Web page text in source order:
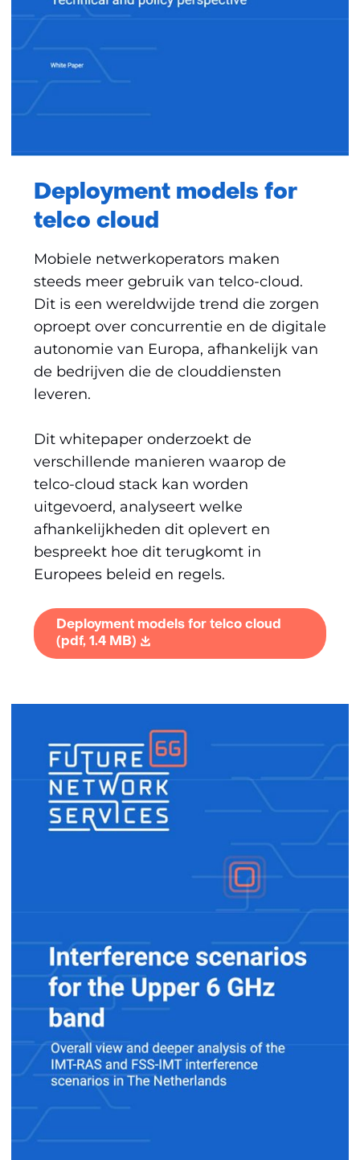
Deployment models for
telco cloud
Mobiele netwerkoperators maken
steeds meer gebruik van telco-cloud.
Dit is een wereldwijde trend die zorgen
oproept over concurrentie en de digitale
autonomie van Europa, afhankelijk van
de bedrijven die de clouddiensten
leveren.
Dit whitepaper onderzoekt de
verschillende manieren waarop de
telco-cloud stack kan worden
uitgevoerd, analyseert welke
afhankelijkheden dit oplevert en
bespreekt hoe dit terugkomt in
Europees beleid en regels.
Deployment models for telco cloud
(pdf, 1.4 MB)